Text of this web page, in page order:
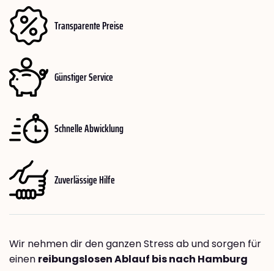
Transparente Preise
Günstiger Service
Schnelle Abwicklung
Zuverlässige Hilfe
Wir nehmen dir den ganzen Stress ab und sorgen für
einen reibungslosen Ablauf bis nach Hamburg